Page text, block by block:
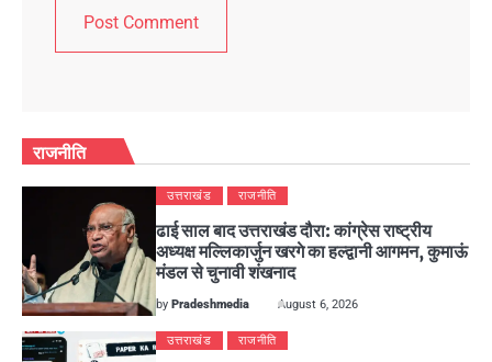
राजनीति
उत्तराखंड राजनीति
ढाई साल बाद उत्तराखंड दौरा: कांग्रेस राष्ट्रीय
अध्यक्ष मल्लिकार्जुन खरगे का हल्द्वानी आगमन, कुमाऊं
मंडल से चुनावी शंखनाद
byPradeshmedia August 6, 2026
उत्तराखंड राजनीति